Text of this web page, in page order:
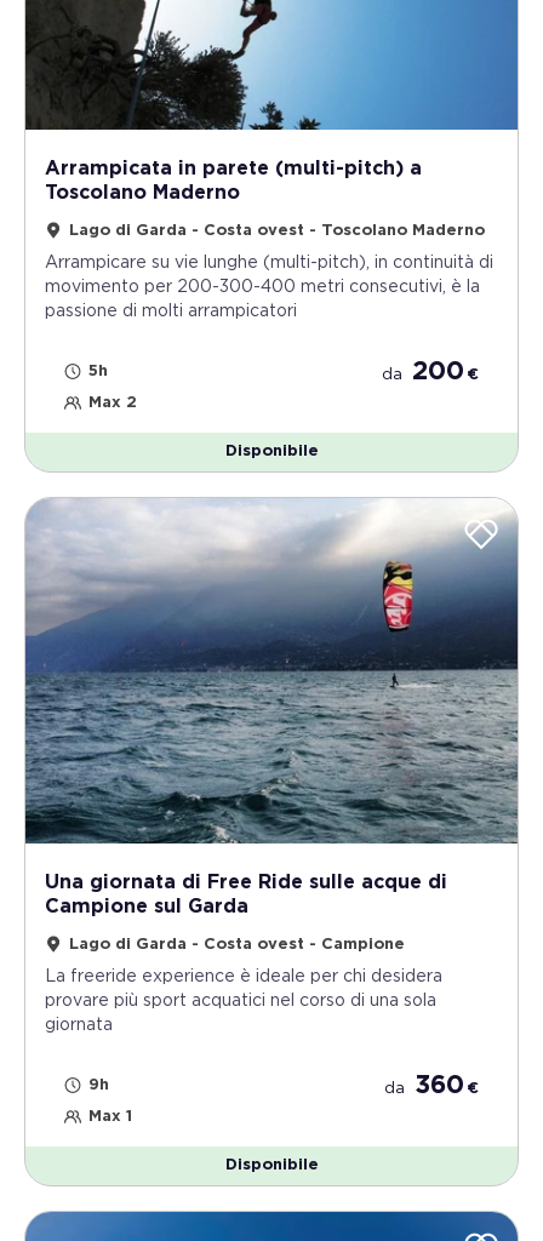
Arrampicata in parete (multi-pitch) a
Toscolano Maderno
Lago di Garda - Costa ovest - Toscolano Maderno
Arrampicare su vie lunghe (multi-pitch), in continuità di
movimento per 200-300-400 metri consecutivi, è la
passione di molti arrampicatori
5h
Max 2
da 200 €
Disponibile
Una giornata di Free Ride sulle acque di
Campione sul Garda
Lago di Garda - Costa ovest - Campione
La freeride experience è ideale per chi desidera
provare più sport acquatici nel corso di una sola
giornata
9h
Max 1
da 360 €
Disponibile